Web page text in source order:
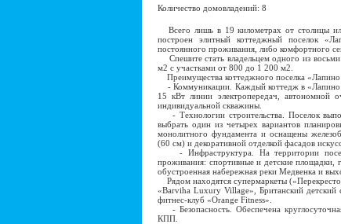
Количество домовладений: 8
Всего лишь в 19 километрах от столицы
построен элитный коттеджный поселок
постоянного проживания, либо комфортного
Спешите стать владельцем одного из
м2 с участками от 800 до 1 200 м2.
Преимущества коттеджного поселка «Лапино
- Коммуникации. Каждый коттедж в «Лапино
15 кВт линии электропередач, автономной
индивидуальной скважины.
- Технологии строительства. Поселок
выбрать один из четырех вариантов
монолитного фундамента и оснащены
(60 см) и декоративной отделкой фасадов
- Инфраструктура. На территории
проживания: спортивные и детские площадки,
обустроенная набережная реки Медвенка и
Рядом находятся супермаркеты
«Barviha Luxury Village», Британский детский
фитнес-клуб «Orange Fitness».
- Безопасность. Обеспечена
КПП.